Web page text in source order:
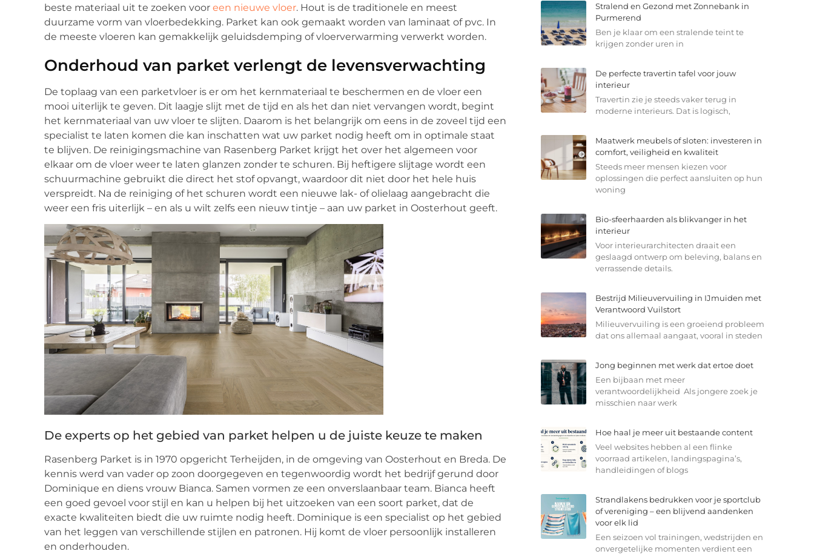
beste materiaal uit te zoeken voor een nieuwe vloer. Hout is de traditionele en meest
duurzame vorm van vloerbedekking. Parket kan ook gemaakt worden van laminaat of pvc. In
de meeste vloeren kan gemakkelijk geluidsdemping of vloerverwarming verwerkt worden.
Onderhoud van parket verlengt de levensverwachting
De toplaag van een parketvloer is er om het kernmateriaal te beschermen en de vloer een
mooi uiterlijk te geven. Dit laagje slijt met de tijd en als het dan niet vervangen wordt, begint
het kernmateriaal van uw vloer te slijten. Daarom is het belangrijk om eens in de zoveel tijd een
specialist te laten komen die kan inschatten wat uw parket nodig heeft om in optimale staat
te blijven. De reinigingsmachine van Rasenberg Parket krijgt het over het algemeen voor
elkaar om de vloer weer te laten glanzen zonder te schuren. Bij heftigere slijtage wordt een
schuurmachine gebruikt die direct het stof opvangt, waardoor dit niet door het hele huis
verspreidt. Na de reiniging of het schuren wordt een nieuwe lak- of olielaag aangebracht die
weer een fris uiterlijk – en als u wilt zelfs een nieuw tintje – aan uw parket in Oosterhout geeft.
De experts op het gebied van parket helpen u de juiste keuze te maken
Rasenberg Parket is in 1970 opgericht Terheijden, in de omgeving van Oosterhout en Breda. De
kennis werd van vader op zoon doorgegeven en tegenwoordig wordt het bedrijf gerund door
Dominique en diens vrouw Bianca. Samen vormen ze een onverslaanbaar team. Bianca heeft
een goed gevoel voor stijl en kan u helpen bij het uitzoeken van een soort parket, dat de
exacte kwaliteiten biedt die uw ruimte nodig heeft. Dominique is een specialist op het gebied
van het leggen van verschillende stijlen en patronen. Hij komt de vloer persoonlijk installeren
en onderhouden.
Stralend en Gezond met Zonnebank in
Purmerend
Ben je klaar om een stralende teint te
krijgen zonder uren in
De perfecte travertin tafel voor jouw
interieur
Travertin zie je steeds vaker terug in
moderne interieurs. Dat is logisch,
Maatwerk meubels of sloten: investeren in
comfort, veiligheid en kwaliteit
Steeds meer mensen kiezen voor
oplossingen die perfect aansluiten op hun
woning
Bio-sfeerhaarden als blikvanger in het
interieur
Voor interieurarchitecten draait een
geslaagd ontwerp om beleving, balans en
verrassende details.
Bestrijd Milieuvervuiling in IJmuiden met
Verantwoord Vuilstort
Milieuvervuiling is een groeiend probleem
dat ons allemaal aangaat, vooral in steden
Jong beginnen met werk dat ertoe doet
Een bijbaan met meer
verantwoordelijkheid Als jongere zoek je
misschien naar werk
Hoe haal je meer uit bestaande content
Veel websites hebben al een flinke
voorraad artikelen, landingspagina’s,
handleidingen of blogs
Strandlakens bedrukken voor je sportclub
of vereniging – een blijvend aandenken
voor elk lid
Een seizoen vol trainingen, wedstrijden en
onvergetelijke momenten verdient een